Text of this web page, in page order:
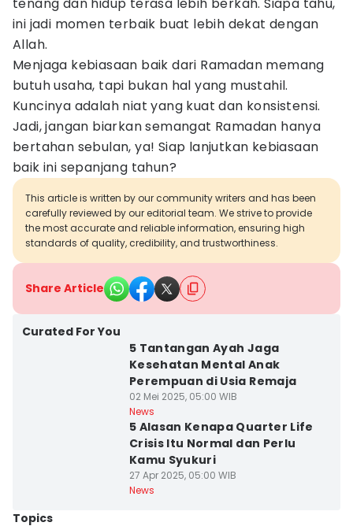
ini jadi momen terbaik buat lebih dekat dengan
Allah.
Menjaga kebiasaan baik dari Ramadan memang
butuh usaha, tapi bukan hal yang mustahil.
Kuncinya adalah niat yang kuat dan konsistensi.
Jadi, jangan biarkan semangat Ramadan hanya
bertahan sebulan, ya! Siap lanjutkan kebiasaan
baik ini sepanjang tahun?
This article is written by our community writers and has been
carefully reviewed by our editorial team. We strive to provide
the most accurate and reliable information, ensuring high
standards of quality, credibility, and trustworthiness.
Share Article
Curated For You
5 Tantangan Ayah Jaga
Kesehatan Mental Anak
Perempuan di Usia Remaja
02 Mei 2025, 05:00 WIB
News
5 Alasan Kenapa Quarter Life
Crisis Itu Normal dan Perlu
Kamu Syukuri
27 Apr 2025, 05:00 WIB
News
Topics